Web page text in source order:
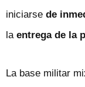
iniciarse de
la entrega de la
La base militar